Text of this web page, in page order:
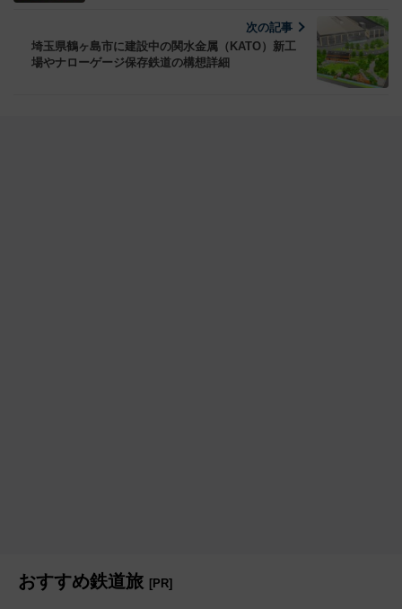
次の記事
埼玉県鶴ヶ島市に建設中の関水金属（KATO）新工
場やナローゲージ保存鉄道の構想詳細
おすすめ鉄道旅 [PR]